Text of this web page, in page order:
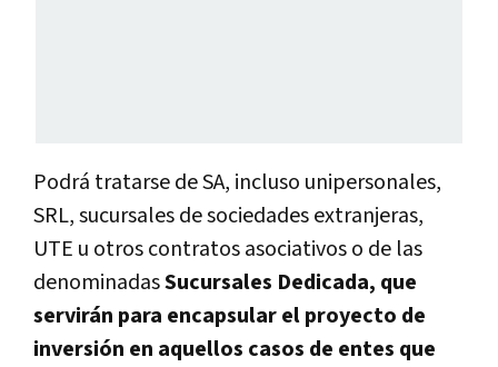
Podrá tratarse de SA, incluso unipersonales,
SRL, sucursales de sociedades extranjeras,
UTE u otros contratos asociativos o de las
denominadasSucursales Dedicada, que
servirán para encapsular el proyecto de
inversión en aquellos casos de entes que